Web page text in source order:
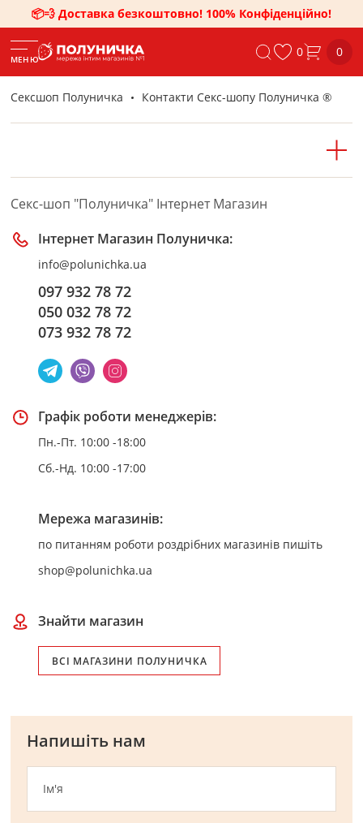
📦💨 Доставка безкоштовно! 100% Конфіденційно!
МЕНЮ 0 0
Сексшоп Полуничка Контакти Секс-шопу Полуничка ®
Cекс-шоп "Полуничка" Інтернет Магазин
Інтернет Магазин Полуничка:
info@polunichka.ua
097 932 78 72
050 032 78 72
073 932 78 72
Графік роботи менеджерів:
Пн.-Пт. 10:00 -18:00
Сб.-Нд. 10:00 -17:00
Мережа магазинів:
по питанням роботи роздрібних магазинів пишіть
shop@polunichka.ua
Знайти магазин
ВСІ МАГАЗИНИ ПОЛУНИЧКА
Напишіть нам
Ім'я